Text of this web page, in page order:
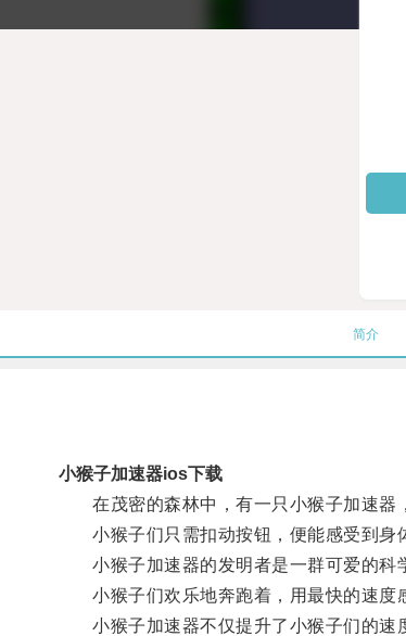
简介
小猴子加速器ios下载
在茂密的森林中，有一只小猴子加速器
小猴子们只需扣动按钮，便能感受到身
小猴子加速器的发明者是一群可爱的科学
小猴子们欢乐地奔跑着，用最快的速度
小猴子加速器不仅提升了小猴子们的速